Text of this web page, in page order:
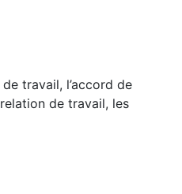
travail, l’accord de
de travail, les